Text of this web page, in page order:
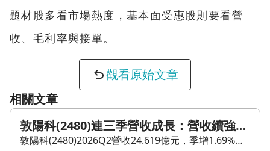
題材股多看市場熱度，基本面受惠股則要看營
收、毛利率與接單。
觀看原始文章
相關文章
敦陽科(2480)連三季營收成長：營收續強，獲利效率為何在第二季降溫？
敦陽科(2480)2026Q2營收24.619億元，季增1.69%、年增12.96%，並連續三季成長。單季毛利率22.33%，歸屬母公司稅後淨利2.4311億元，年增19.4%，EPS為2.28元。 不過，這一季的重點在於營收與獲利的季增方向分歧。營收雖然續增，稅後淨利卻季減13.02%，顯示營收成長尚未完全轉成獲利成長。若以營收與稅後淨利估算，第二季淨利率約9.87%，低於第一季約11.54%，代表獲利效率較前一季降溫。 從產業特性來看，系統整合商的季度表現常受專案組合、軟硬體占比、認列時點與費用安排影響，因此現有數字較能確認「第二季獲利效率轉弱」，但還無法直接鎖定單一原因。若後續能看到毛利率、費用率與業外損益變化，才較能判斷這是短期波動，還是獲利結構出現改變。 拉長到上半年，敦陽科累計營收48.8289億元，年增14.96%；歸屬母公司稅後淨利5.2261億元，年增18.23%；累計EPS為4.91元，年增18.03%。半年尺度下，營收、淨利與EPS皆維持雙位數成長，且獲利增幅略高於營收，顯示整體營運仍在成長軌道上。 上半年淨利率約10.70%，比單季波動更能呈現目前營運方向。綜合來看，敦陽科的基本面仍偏向成長延續，但第二季單季獲利轉換效率較第一季弱，後續要觀察營收是否能持續成長，以及淨利率能否回到較穩定水準。